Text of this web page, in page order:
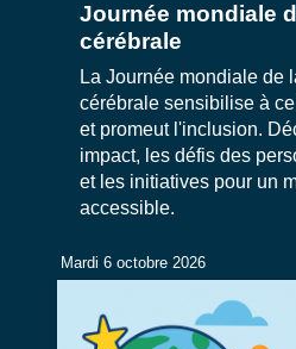
Journée mondiale
cérébrale
La Journée mondiale de
cérébrale sensibilise à
et promeut l'inclusion.
impact, les défis des
et les initiatives pour un
accessible.
Mardi 6 octobre 2026